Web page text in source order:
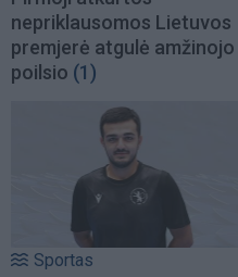
nepriklausomos Lietuvos
premjerė atgulė amžinojo
poilsio (1)
Sportas